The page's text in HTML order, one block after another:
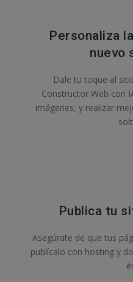
Personaliza
nuevo
Dale tu toque al
Constructor Web con
imágenes, y realizar
Publica tu
Asegúrate de que tus
publícalo con hosting y